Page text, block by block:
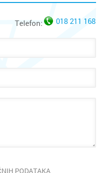
Telefon: 018 211 168
PODATAKA